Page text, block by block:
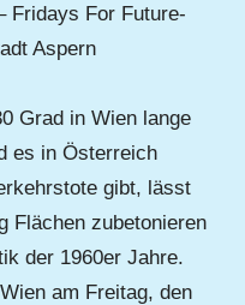
Fridays For Future-
Aspern
Grad in Wien lange
es in Österreich
gibt, lässt
Flächen zubetonieren
der 1960er Jahre.
am Freitag, den